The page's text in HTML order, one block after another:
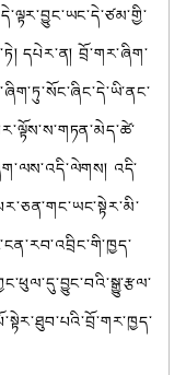
དཔེར་ན། བྲོ་གར་ཞིག་
འདི་